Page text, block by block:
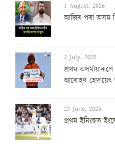
1 August, 2026
আজিৰ পৰা অসম
2 July, 2025
প্ৰথম
আৰোহণ
23 June, 2025
প্ৰথম ইনিংছত